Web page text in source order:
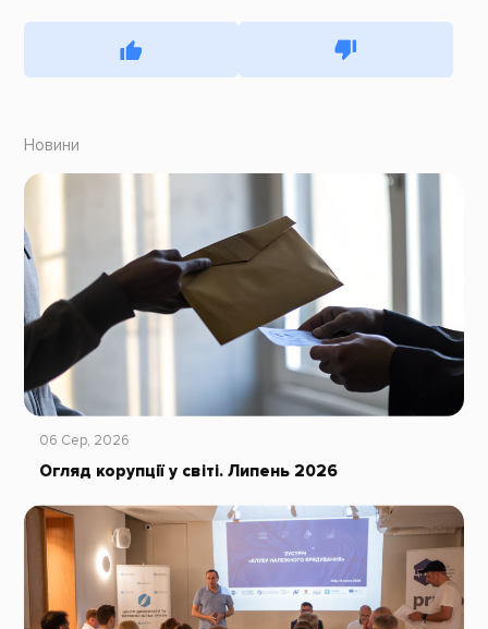
Новини
06 Сер, 2026
Огляд корупції у світі. Липень 2026